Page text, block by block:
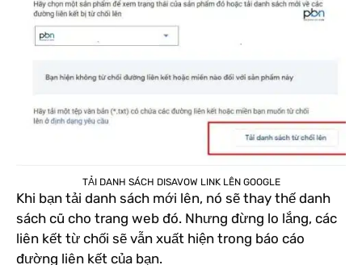
TẢI DANH SÁCH DISAVOW LINK LÊN GOOGLE
Khi bạn tải danh sách mới lên, nó sẽ thay thế danh
sách cũ cho trang web đó. Nhưng đừng lo lắng, các
liên kết từ chối sẽ vẫn xuất hiện trong báo cáo
đường liên kết của bạn.